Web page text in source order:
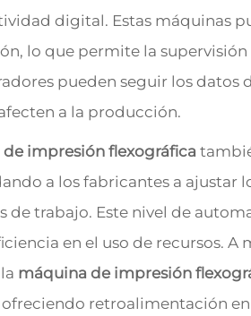
digital. Estas máquinas
lo que permite la supervisión
pueden seguir los datos
a la producción.
impresión flexográfica
a los fabricantes a ajustar
de trabajo. Este nivel de
en el uso de recursos. A
máquina de impresión
retroalimentación